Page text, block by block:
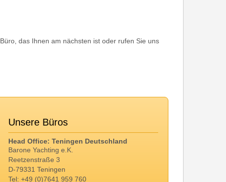
das Ihnen am nächsten ist oder rufen Sie uns
Unsere Büros
Head Office: Teningen Deutschland
Barone Yachting e.K.
Reetzenstraße 3
D-79331 Teningen
Tel: +49 (0)7641 959 760